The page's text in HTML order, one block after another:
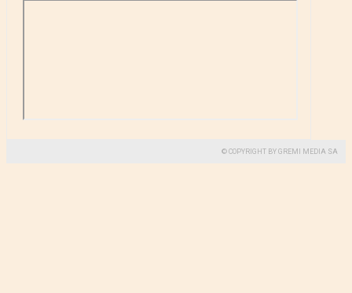
© COPYRIGHT BY GREMI MEDIA SA